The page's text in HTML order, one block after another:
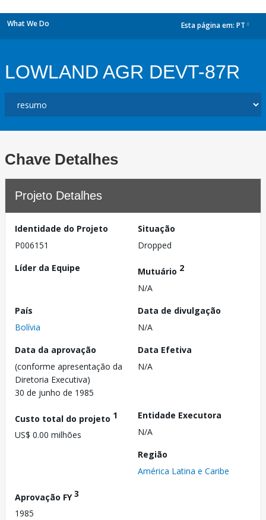
What We Do Esta página em: PT
LOWLAND AGR DEVT-87R
Chave Detalhes
Projeto Detalhes
Identidade do Projeto
P006151
Situação
Dropped
Líder da Equipe
Mutuário 2
N/A
País
Bolívia
Data de divulgação
N/A
Data da aprovação
(conforme apresentação da
Diretoria Executiva)
30 de junho de 1985
Data Efetiva
N/A
Custo total do projeto 1
US$ 0.00 milhões
Entidade Executora
N/A
Região
América Latina e Caribe
Aprovação FY3
1985